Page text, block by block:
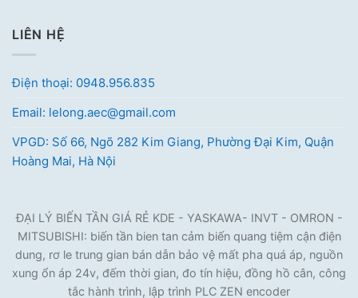
LIÊN HỆ
Điện thoại: 0948.956.835
Email: lelong.aec@gmail.com
VPGD: Số 66, Ngõ 282 Kim Giang, Phường Đại Kim, Quận
Hoàng Mai, Hà Nội
ĐẠI LÝ BIẾN TẦN GIÁ RẺ KDE - YASKAWA- INVT - OMRON -
MITSUBISHI: biến tần bien tan cảm biến quang tiệm cận điện
dung, rơ le trung gian bán dẫn bảo vệ mất pha quá áp, nguồn
xung ổn áp 24v, đếm thời gian, đo tín hiệu, đồng hồ cân, công
tắc hành trình, lập trình PLC ZEN encoder